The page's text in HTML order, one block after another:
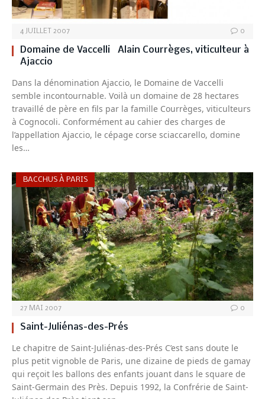
4 JUILLET 2007 0
Domaine de Vaccelli Alain Courrèges, viticulteur à
Ajaccio
Dans la dénomination Ajaccio, le Domaine de Vaccelli
semble incontournable. Voilà un domaine de 28 hectares
travaillé de père en fils par la famille Courrèges, viticulteurs
à Cognocoli. Conformément au cahier des charges de
l’appellation Ajaccio, le cépage corse sciaccarello, domine
les…
BACCHUS À PARIS
27 MAI 2007 0
Saint-Juliénas-des-Prés
Le chapitre de Saint-Juliénas-des-Prés C’est sans doute le
plus petit vignoble de Paris, une dizaine de pieds de gamay
qui reçoit les ballons des enfants jouant dans le square de
Saint-Germain des Près. Depuis 1992, la Confrérie de Saint-